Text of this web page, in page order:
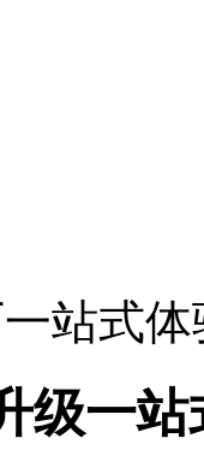
站式体
级一